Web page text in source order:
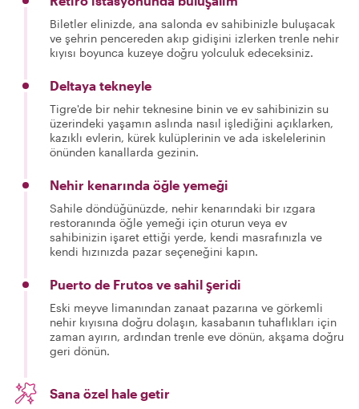
Biletler elinizde, ana salonda ev sahibinizle buluşacak
ve şehrin pencereden akıp gidişini izlerken trenle nehir
kıyısı boyunca kuzeye doğru yolculuk edeceksiniz.
Deltaya tekneyle
Tigre'de bir nehir teknesine binin ve ev sahibinizin su
üzerindeki yaşamın aslında nasıl işlediğini açıklarken,
kazıklı evlerin, kürek kulüplerinin ve ada iskelelerinin
önünden kanallarda gezinin.
Nehir kenarında öğle yemeği
Sahile döndüğünüzde, nehir kenarındaki bir ızgara
restoranında öğle yemeği için oturun veya ev
sahibinizin işaret ettiği yerde, kendi masrafınızla ve
kendi hızınızda pazar seçeneğini kapın.
Puerto de Frutos ve sahil şeridi
Eski meyve limanından zanaat pazarına ve görkemli
nehir kıyısına doğru dolaşın, kasabanın tuhaflıkları için
zaman ayırın, ardından trenle eve dönün, akşama doğru
geri dönün.
Sana özel hale getir